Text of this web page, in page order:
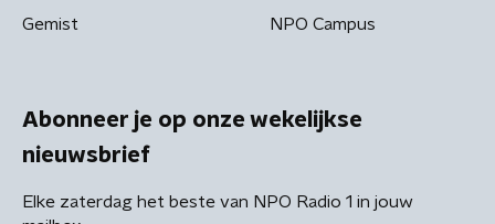
Gemist NPO Campus
Abonneer je op onze wekelijkse
nieuwsbrief
Elke zaterdag het beste van NPO Radio 1 in jouw